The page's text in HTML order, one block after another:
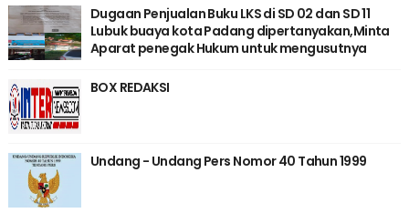
Dugaan Penjualan Buku LKS di SD 02 dan SD 11
Lubuk buaya kota Padang dipertanyakan,Minta
Aparat penegak Hukum untuk mengusutnya
BOX REDAKSI
Undang - Undang Pers Nomor 40 Tahun 1999